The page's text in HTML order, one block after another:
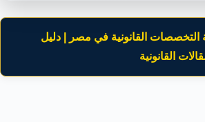
القانونية في مصر | دليل
القانونية